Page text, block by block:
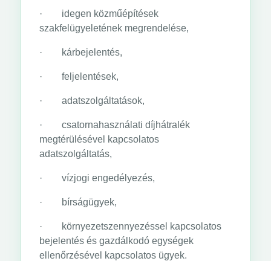
· idegen közműépítések
szakfelügyeletének megrendelése,
· kárbejelentés,
· feljelentések,
· adatszolgáltatások,
· csatornahasználati díjhátralék
megtérülésével kapcsolatos
adatszolgáltatás,
· vízjogi engedélyezés,
· bírságügyek,
· környezetszennyezéssel kapcsolatos
bejelentés és gazdálkodó egységek
ellenőrzésével kapcsolatos ügyek.